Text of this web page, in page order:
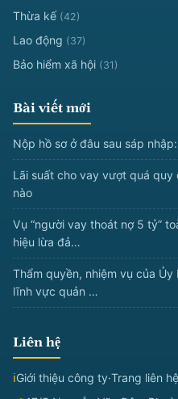
Thừa kế (42)
Lao động (37)
Bảo hiểm xã hội (31)
Bài viết mới
Nộp hồ sơ ở đâu sau sáp
Lãi suất cho vay vượt quá
nào
Vụ “người vay thoát nợ 5 tỷ”
hiệu lừa đả…
Thẩm quyền, nhiệm vụ của
lĩnh vực quản …
Liên hệ
ℹGiới thiệu công ty·Trang liên hệ